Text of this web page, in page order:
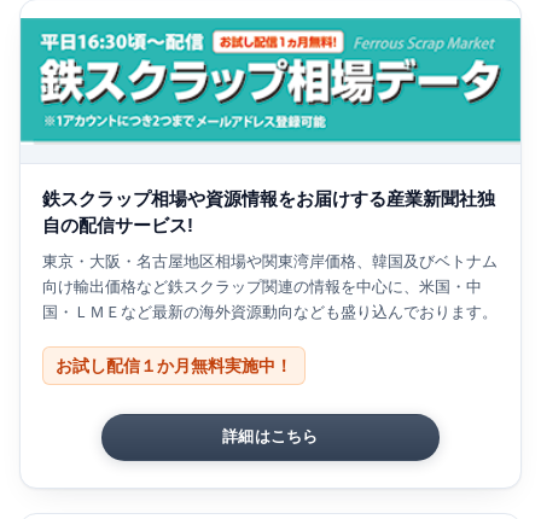
鉄スクラップ相場や資源情報をお届けする産業新聞社独
自の配信サービス!
東京・大阪・名古屋地区相場や関東湾岸価格、韓国及びベトナム
向け輸出価格など鉄スクラップ関連の情報を中心に、米国・中
国・ＬＭＥなど最新の海外資源動向なども盛り込んでおります。
お試し配信１か月無料実施中！
詳細はこちら